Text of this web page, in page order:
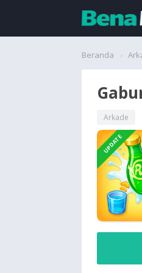
Beranda
Arkade
UPDATE